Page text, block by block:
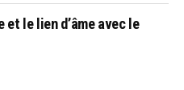
et le lien d’âme avec le